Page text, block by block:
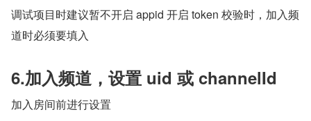
调试项目时建议暂不开启 appid 开启 token 校验时，加入频
道时必须要填入
6.加入频道，设置 uid 或 channelId
加入房间前进行设置